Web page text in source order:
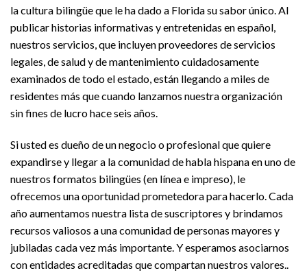
la cultura bilingüe que le ha dado a Florida su sabor único. Al
publicar historias informativas y entretenidas en español,
nuestros servicios, que incluyen proveedores de servicios
legales, de salud y de mantenimiento cuidadosamente
examinados de todo el estado, están llegando a miles de
residentes más que cuando lanzamos nuestra organización
sin fines de lucro hace seis años.
Si usted es dueño de un negocio o profesional que quiere
expandirse y llegar a la comunidad de habla hispana en uno de
nuestros formatos bilingües (en línea e impreso), le
ofrecemos una oportunidad prometedora para hacerlo. Cada
año aumentamos nuestra lista de suscriptores y brindamos
recursos valiosos a una comunidad de personas mayores y
jubiladas cada vez más importante. Y esperamos asociarnos
con entidades acreditadas que compartan nuestros valores..